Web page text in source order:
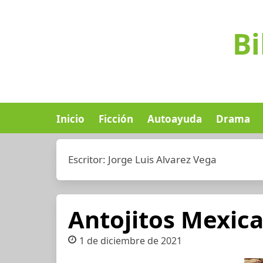
Inicio Ficción Autoayuda Drama
Escritor: Jorge Luis Alvarez Vega
Antojitos
1 de diciembre de 2021